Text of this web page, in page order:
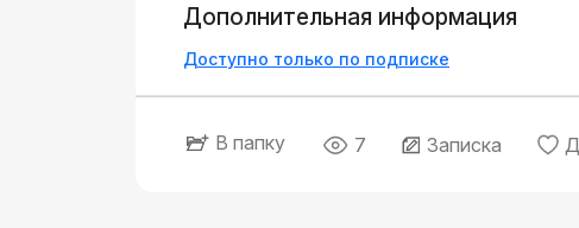
Дополнительная информация
Доступно только по подписке
В папку 7 Записка